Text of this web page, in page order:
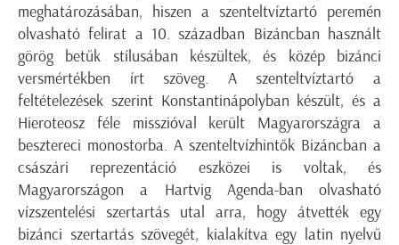
meghatározásában, hiszen a szenteltvíztartó peremén
olvasható felirat a 10. században Bizáncban használt
görög betűk stílusában készültek, és közép bizánci
versmértékben írt szöveg. A szenteltvíztartó a
feltételezések szerint Konstantinápolyban készült, és a
Hieroteosz féle misszióval került Magyarországra a
besztereci monostorba. A szenteltvízhintők Bizáncban a
császári reprezentáció eszközei is voltak, és
Magyarországon a Hartvig Agenda-ban olvasható
vízszentelési szertartás utal arra, hogy átvették egy
bizánci szertartás szövegét, kialakítva egy latin nyelvű